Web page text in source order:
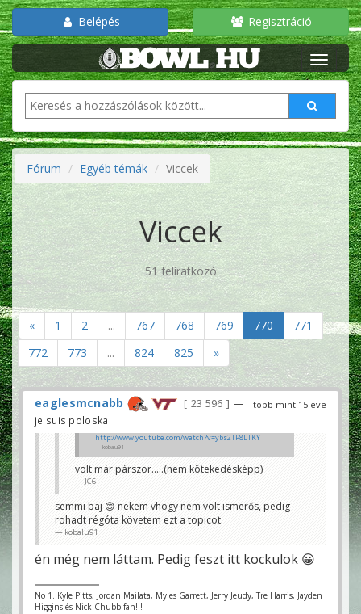
Belépés Regisztráció
Fórum Egyéb témák Viccek
Viccek
51 feliratkozó
« 1 2 ... 767 768 769 770
771
772
773 ... 824 825 »
több mint 15 éve
eaglesmcnabb 23 596
—
je suis poloska
http://www.youtube.com/watch?v=ybs2TP8LTKY
kobalu91
volt már párszor.....(nem kötekedésképp)
JC6
semmi baj 😊 nekem vhogy nem volt ismerős, pedig
rohadt régóta követem ezt a topicot.
kobalu91
én még nem láttam. Pedig feszt itt kockulok 😀
No 1. Kyle Pitts, Jordan Mailata, Myles Garrett, Jerry Jeudy, Tre Harris, Jayden
Higgins és Nick Chubb fan!!!